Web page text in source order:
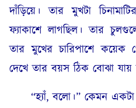
দাঁড়িয়ে। তার মুখটা
ফ্যাকাশে লাগছিল। তার
তার মুখের চারিপাশে
দেখে তার বয়স ঠিক বোঝা যায়
“হ্যাঁ, বলো।” কেমন একটা